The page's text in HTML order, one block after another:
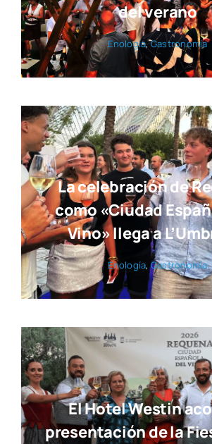
del verano
Eno­lo­gía,Gas­tro­no­mía
La celebración de
como «Ciudad
Vino» llega a
Eno­lo­gía,Gas­tro­no­mía
El Hotel Westin
presentación de la